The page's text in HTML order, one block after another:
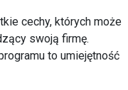
cechy, których może
swoją firmę.
to umiejętność